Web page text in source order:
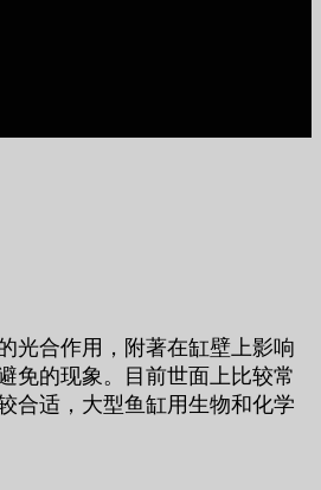
光合作用，附著在缸壁上影响
免的现象。目前世面上比较常
合适，大型鱼缸用生物和化学